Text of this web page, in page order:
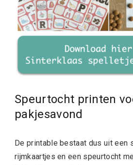
Speurtocht printen
pakjesavond
De printable bestaat dus uit een
rijmkaartjes en een speurtocht